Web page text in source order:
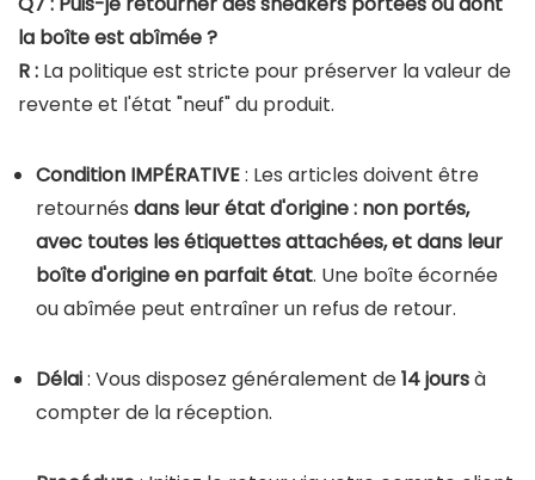
la boîte est abîmée ?
R : La politique est stricte pour préserver la valeur de
revente et l'état "neuf" du produit.
Condition IMPÉRATIVE: Les articles doivent être
retournés dans leur état d'origine : non portés,
avec toutes les étiquettes attachées, et dans leur
boîte d'origine en parfait état. Une boîte écornée
ou abîmée peut entraîner un refus de retour.
Délai: Vous disposez généralement de14 joursà
compter de la réception.